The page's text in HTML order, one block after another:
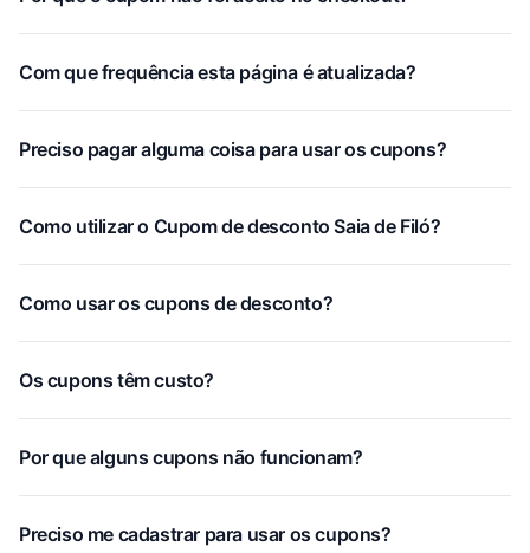
Com que frequência esta página é atualizada?
Preciso pagar alguma coisa para usar os cupons?
Como utilizar o Cupom de desconto Saia de Filó?
Como usar os cupons de desconto?
Os cupons têm custo?
Por que alguns cupons não funcionam?
Preciso me cadastrar para usar os cupons?